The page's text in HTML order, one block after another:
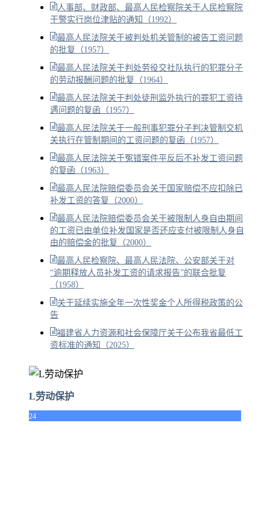
人事部、财政部、最高人民检察院关于人民检察院
干警实行岗位津贴的通知（1992）
最高人民法院关于被判处机关管制的被告工资问题
的批复（1957）
最高人民法院关于判处劳役交社队执行的犯罪分子
的劳动报酬问题的批复（1964）
最高人民法院关于判处徒刑监外执行的罪犯工资待
遇问题的复函（1957）
最高人民法院关于一般刑事犯罪分子判决管制交机
关执行在管制期间的工资问题的复函（1957）
最高人民法院关于冤错案件平反后不补发工资问题
的复函（1963）
最高人民法院赔偿委员会关于国家赔偿不应扣除已
补发工资的答复（2000）
最高人民法院赔偿委员会关于被限制人身自由期间
的工资已由单位补发国家是否还应支付被限制人身自
由的赔偿金的批复（2000）
最高人民检察院、最高人民法院、公安部关于对
“逾期释放人员补发工资的请求报告”的联合批复
（1958）
关于延续实施全年一次性奖金个人所得税政策的公
告
福建省人力资源和社会保障厅关于公布我省最低工
资标准的通知（2025）
L劳动保护
24